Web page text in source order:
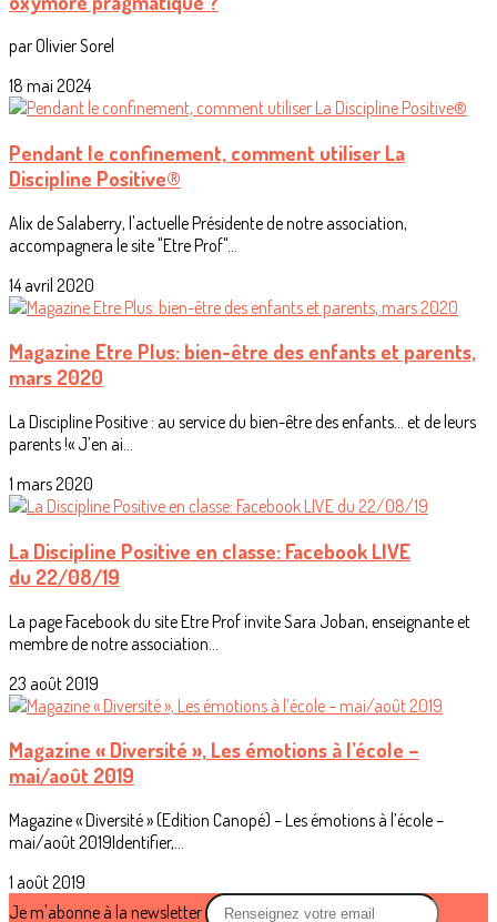
par Olivier Sorel
18 mai 2024
Pendant le confinement, comment utiliser La
Discipline Positive®
Alix de Salaberry, l'actuelle Présidente de notre association,
accompagnera le site "Etre Prof"...
14 avril 2020
Magazine Etre Plus: bien-être des enfants et parents,
mars 2020
La Discipline Positive : au service du bien-être des enfants… et de leurs
parents !« J’en ai...
1 mars 2020
La Discipline Positive en classe: Facebook LIVE
du 22/08/19
La page Facebook du site Etre Prof invite Sara Joban, enseignante et
membre de notre association...
23 août 2019
Magazine « Diversité », Les émotions à l’école –
mai/août 2019
Magazine « Diversité » (Edition Canopé) – Les émotions à l’école –
mai/août 2019Identifier,...
1 août 2019
Je m'abonne à la newsletter